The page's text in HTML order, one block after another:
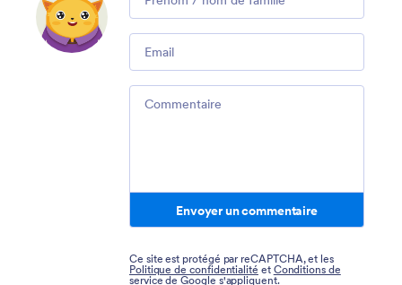
Envoyer un commentaire
Ce site est protégé par reCAPTCHA, et les
Politique de confidentialité et Conditions de
service de Google s'appliquent.